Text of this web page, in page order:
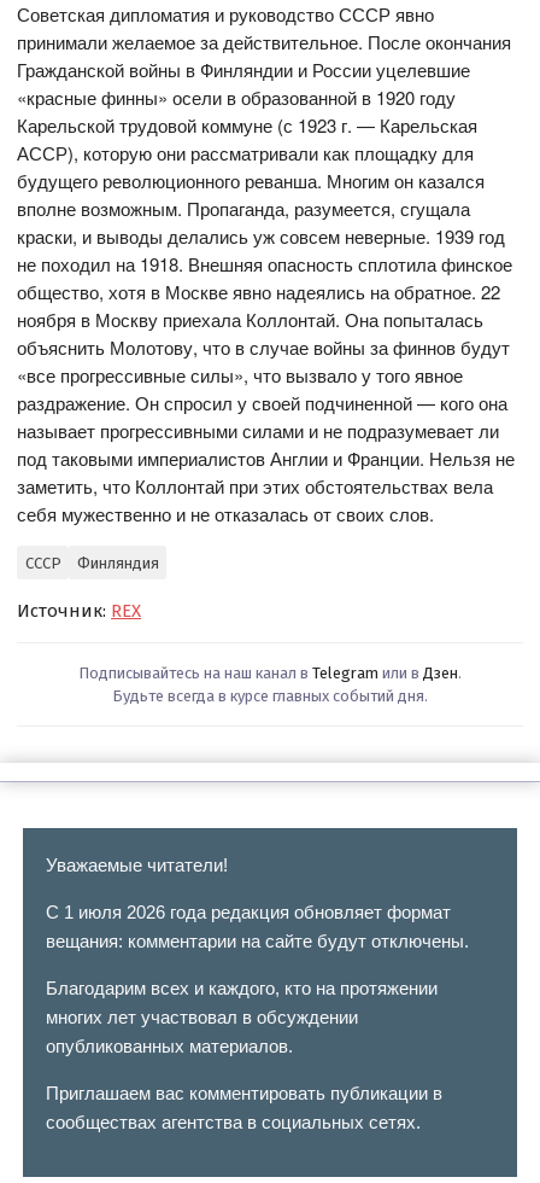
Советская дипломатия и руководство СССР явно
принимали желаемое за действительное. После окончания
Гражданской войны в Финляндии и России уцелевшие
«красные финны» осели в образованной в 1920 году
Карельской трудовой коммуне (с 1923 г. — Карельская
АССР), которую они рассматривали как площадку для
будущего революционного реванша. Многим он казался
вполне возможным. Пропаганда, разумеется, сгущала
краски, и выводы делались уж совсем неверные. 1939 год
не походил на 1918. Внешняя опасность сплотила финское
общество, хотя в Москве явно надеялись на обратное. 22
ноября в Москву приехала Коллонтай. Она попыталась
объяснить Молотову, что в случае войны за финнов будут
«все прогрессивные силы», что вызвало у того явное
раздражение. Он спросил у своей подчиненной — кого она
называет прогрессивными силами и не подразумевает ли
под таковыми империалистов Англии и Франции. Нельзя не
заметить, что Коллонтай при этих обстоятельствах вела
себя мужественно и не отказалась от своих слов.
СССР Финляндия
Источник: REX
Подписывайтесь на наш канал в Telegram или в Дзен.
Будьте всегда в курсе главных событий дня.
Уважаемые читатели!
С 1 июля 2026 года редакция обновляет формат
вещания: комментарии на сайте будут отключены.
Благодарим всех и каждого, кто на протяжении
многих лет участвовал в обсуждении
опубликованных материалов.
Приглашаем вас комментировать публикации в
сообществах агентства в социальных сетях.